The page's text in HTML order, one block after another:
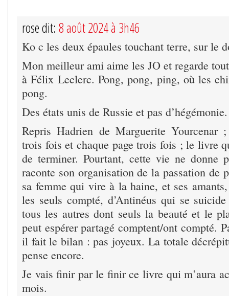
rose dit: 8 août 2024 à 3h46
Ko c les deux épaules touchant terre, sur le
Mon meilleur ami aime les JO et regarde
à Félix Leclerc. Pong, pong, ping, où les
pong.
Des états unis de Russie et pas d’hégémonie.
Repris Hadrien de Marguerite Yourcenar
trois fois et chaque page trois fois ; le livre
de terminer. Pourtant, cette vie ne donne
raconte son organisation de la passation de
sa femme qui vire à la haine, et ses
les seuls compté, d’Antinéus qui se
tous les autres dont seuls la beauté et le
peut espérer partagé comptent/ont compté.
il fait le bilan : pas joyeux. La totale
pense encore.
Je vais finir par le finir ce livre qui m’aura
mois.